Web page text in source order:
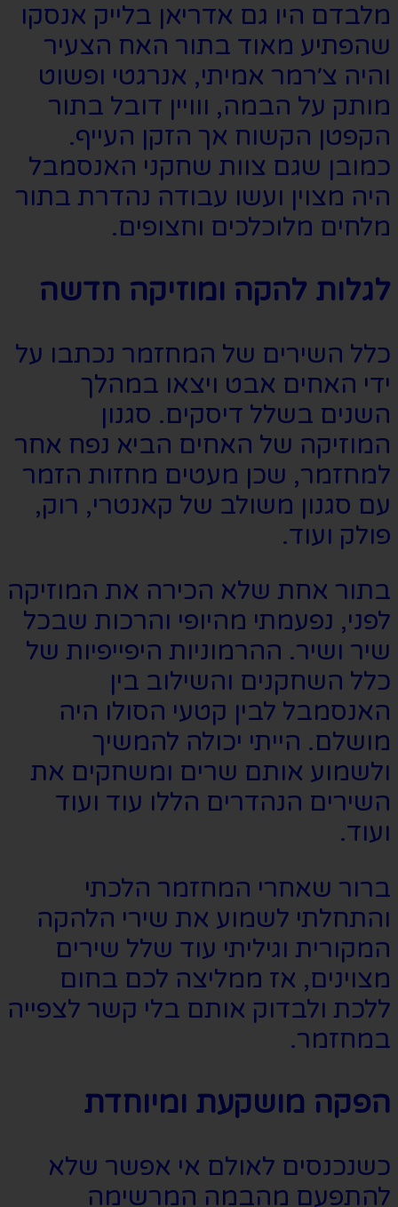
מלבדם היו גם אדריאן בלייק אנסקו
שהפתיע מאוד בתור האח הצעיר
והיה צ׳רמר אמיתי, אנרגטי ופשוט
מותק על הבמה, ווויין דובל בתור
הקפטן הקשוח אך הזקן העייף.
כמובן שגם צוות שחקני האנסמבל
היה מצוין ועשו עבודה נהדרת בתור
מלחים מלוכלכים וחצופים.
לגלות להקה ומוזיקה חדשה
כלל השירים של המחזמר נכתבו על
ידי האחים אבט ויצאו במהלך
השנים בשלל דיסקים. סגנון
המוזיקה של האחים הביא נפח אחר
למחזמר, שכן מעטים מחזות הזמר
עם סגנון משולב של קאנטרי, רוק,
פולק ועוד.
בתור אחת שלא הכירה את המוזיקה
לפני, נפעמתי מהיופי והרכות שבכל
שיר ושיר. ההרמוניות היפייפיות של
כלל השחקנים והשילוב בין
האנסמבל לבין קטעי הסולו היה
מושלם. הייתי יכולה להמשיך
ולשמוע אותם שרים ומשחקים את
השירים הנהדרים הללו עוד ועוד
ועוד.
ברור שאחרי המחזמר הלכתי
והתחלתי לשמוע את שירי הלהקה
המקורית וגיליתי עוד שלל שירים
מצוינים, אז ממליצה לכם בחום
ללכת ולבדוק אותם בלי קשר לצפייה
במחזמר.
הפקה מושקעת ומיוחדת
כשנכנסים לאולם אי אפשר שלא
להתפעם מהבמה המרשימה